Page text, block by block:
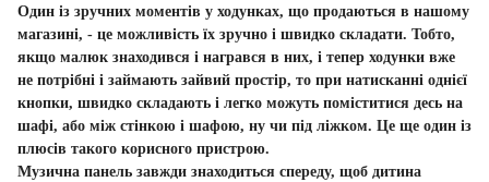
Один із зручних моментів у ходунках, що продаються в нашому
магазині, - це можливість їх зручно і швидко складати. Тобто,
якщо малюк знаходився і награвся в них, і тепер ходунки вже
не потрібні і займають зайвий простір, то при натисканні однієї
кнопки, швидко складають і легко можуть поміститися десь на
шафі, або між стінкою і шафою, ну чи під ліжком. Це ще один із
плюсів такого корисного пристрою.
Музична панель завжди знаходиться спереду, щоб дитина